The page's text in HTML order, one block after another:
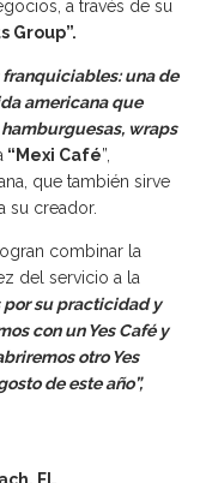
a través de su
Group”.
una de
americana que
wraps
“Mexi Café”,
que también sirve
su creador.
combinar la
del servicio a la
por su practicidad y
con un Yes Café y
otro Yes
de este año”,
FL